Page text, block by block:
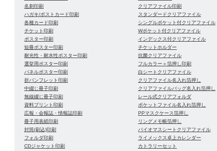
名刺印刷
ハガキ/ポストカード印刷
各種カード印刷
チケット印刷
ポスター印刷
短冊ポスター印刷
耐光性・耐水性ポスター印刷
選挙用ポスター印刷
パネルポスター印刷
折パンフレット印刷
中綴じ冊子印刷
無線綴じ冊子印刷
資料プリント印刷
広報・会報誌・情報誌印刷
冊子用表紙印刷
封筒(刷込)印刷
フォルダ印刷
CDジャケット印刷
クリアファイル印刷
スタンダードクリアファイル
シングルポケット付クリアファイル
Wポケット付クリアファイル
インデックス付クリアファイル
チケットホルダー
抗菌クリアファイル
フルカラー＋箔押し印刷
白シートクリアファイル
クリアファイル名入れ箔押し
クリアファイルバッグ名入れ箔押し
レール式クリアフォルダ
ポケットファイル名入れ箔押し
PPマスクケース箔押し
リングメモ帳箔押し
バイオマスシートクリアファイル
ライメックス卓上カレンダー
カトラリーセット